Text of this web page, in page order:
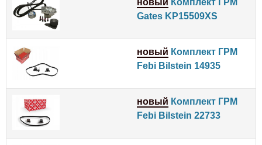
Gates KP15509XS
новый Комплект ГРМ
Febi Bilstein 14935
новый Комплект ГРМ
Febi Bilstein 22733